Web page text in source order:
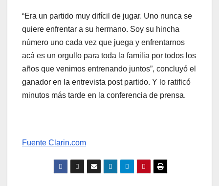
“Era un partido muy difícil de jugar. Uno nunca se
quiere enfrentar a su hermano. Soy su hincha
número uno cada vez que juega y enfrentarnos
acá es un orgullo para toda la familia por todos los
años que venimos entrenando juntos”, concluyó el
ganador en la entrevista post partido. Y lo ratificó
minutos más tarde en la conferencia de prensa.
Fuente Clarin.com